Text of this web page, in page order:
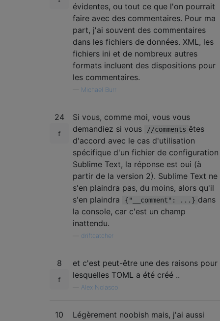
évidentes, ou tout ce que l'on pourrait
faire avec des commentaires. Pour ma
part, j'ai souvent des commentaires
dans les fichiers de données. XML, les
fichiers ini et de nombreux autres
formats incluent des dispositions pour
les commentaires.
Michael Burr
24
Si vous, comme moi, vous vous
demandiez si vous
//comments êtes
d'accord avec le cas d'utilisation
spécifique d'un fichier de configuration
Sublime Text, la réponse est oui (à
partir de la version 2). Sublime Text ne
s'en plaindra pas, du moins, alors qu'il
s'en plaindra
{"__comment": ...} dans
la console, car c'est un champ
inattendu.
driftcatcher
8
et c'est peut-être une des raisons pour
lesquelles TOML a été créé ..
Alex Nolasco
10
Légèrement noobish mais, j'ai aussi